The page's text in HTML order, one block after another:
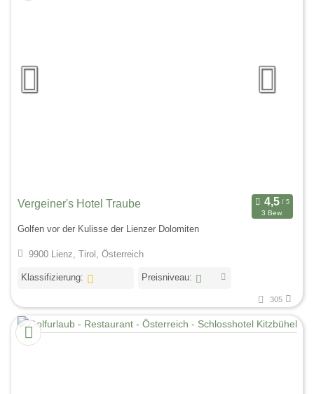
Vergeiner's Hotel Traube
3 Bew.
Golfen vor der Kulisse der Lienzer Dolomiten
9900 Lienz, Tirol, Österreich
Klassifizierung: Preisniveau:
305